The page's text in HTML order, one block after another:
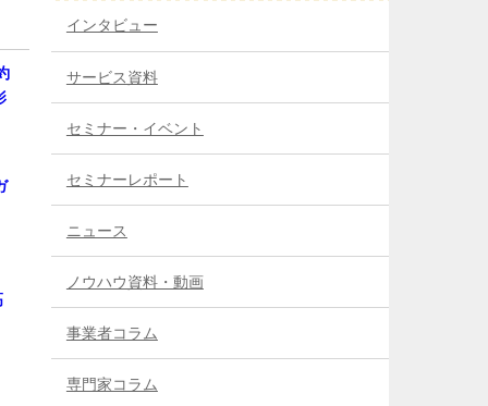
インタビュー
サービス資料
セミナー・イベント
セミナーレポート
ニュース
ノウハウ資料・動画
事業者コラム
専門家コラム